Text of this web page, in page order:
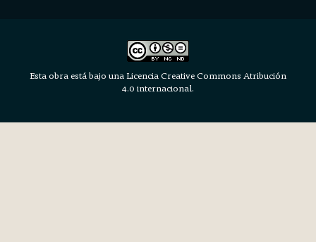
Esta obra está bajo una Licencia Creative Commons Atribución
4.0 internacional.